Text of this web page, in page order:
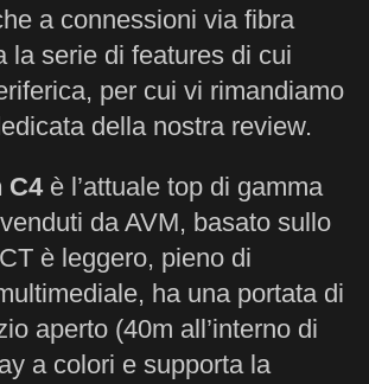
a connessioni via fibra
la serie di features di cui
per cui vi rimandiamo
della nostra review.
C4 è l’attuale top di gamma
da AVM, basato sullo
è leggero, pieno di
ha una portata di
aperto (40m all’interno di
a colori e supporta la